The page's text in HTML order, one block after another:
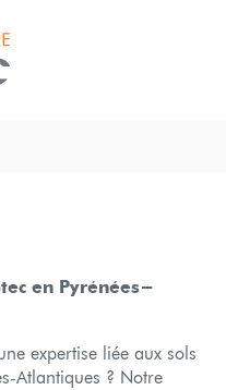
en Pyrénées-
expertise liée aux sols
Atlantiques ? Notre